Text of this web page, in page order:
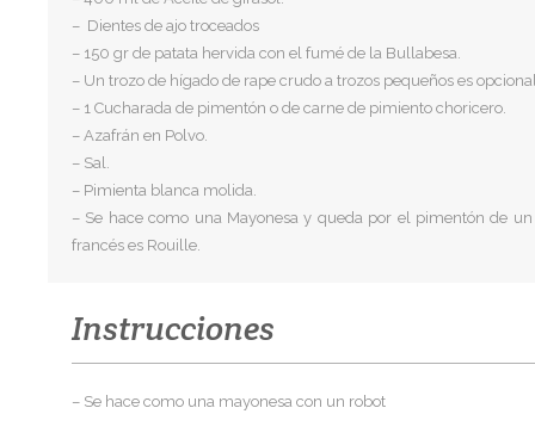
– Dientes de ajo troceados
– 150 gr de patata hervida con el fumé de la Bullabesa.
– Un trozo de hígado de rape crudo a trozos pequeños es
– 1 Cucharada de pimentón o de carne de pimiento choricero.
– Azafrán en Polvo.
– Sal.
– Pimienta blanca molida.
– Se hace como una Mayonesa y queda por el pimentón de
francés es Rouille.
Instrucciones
– Se hace como una mayonesa con un robot